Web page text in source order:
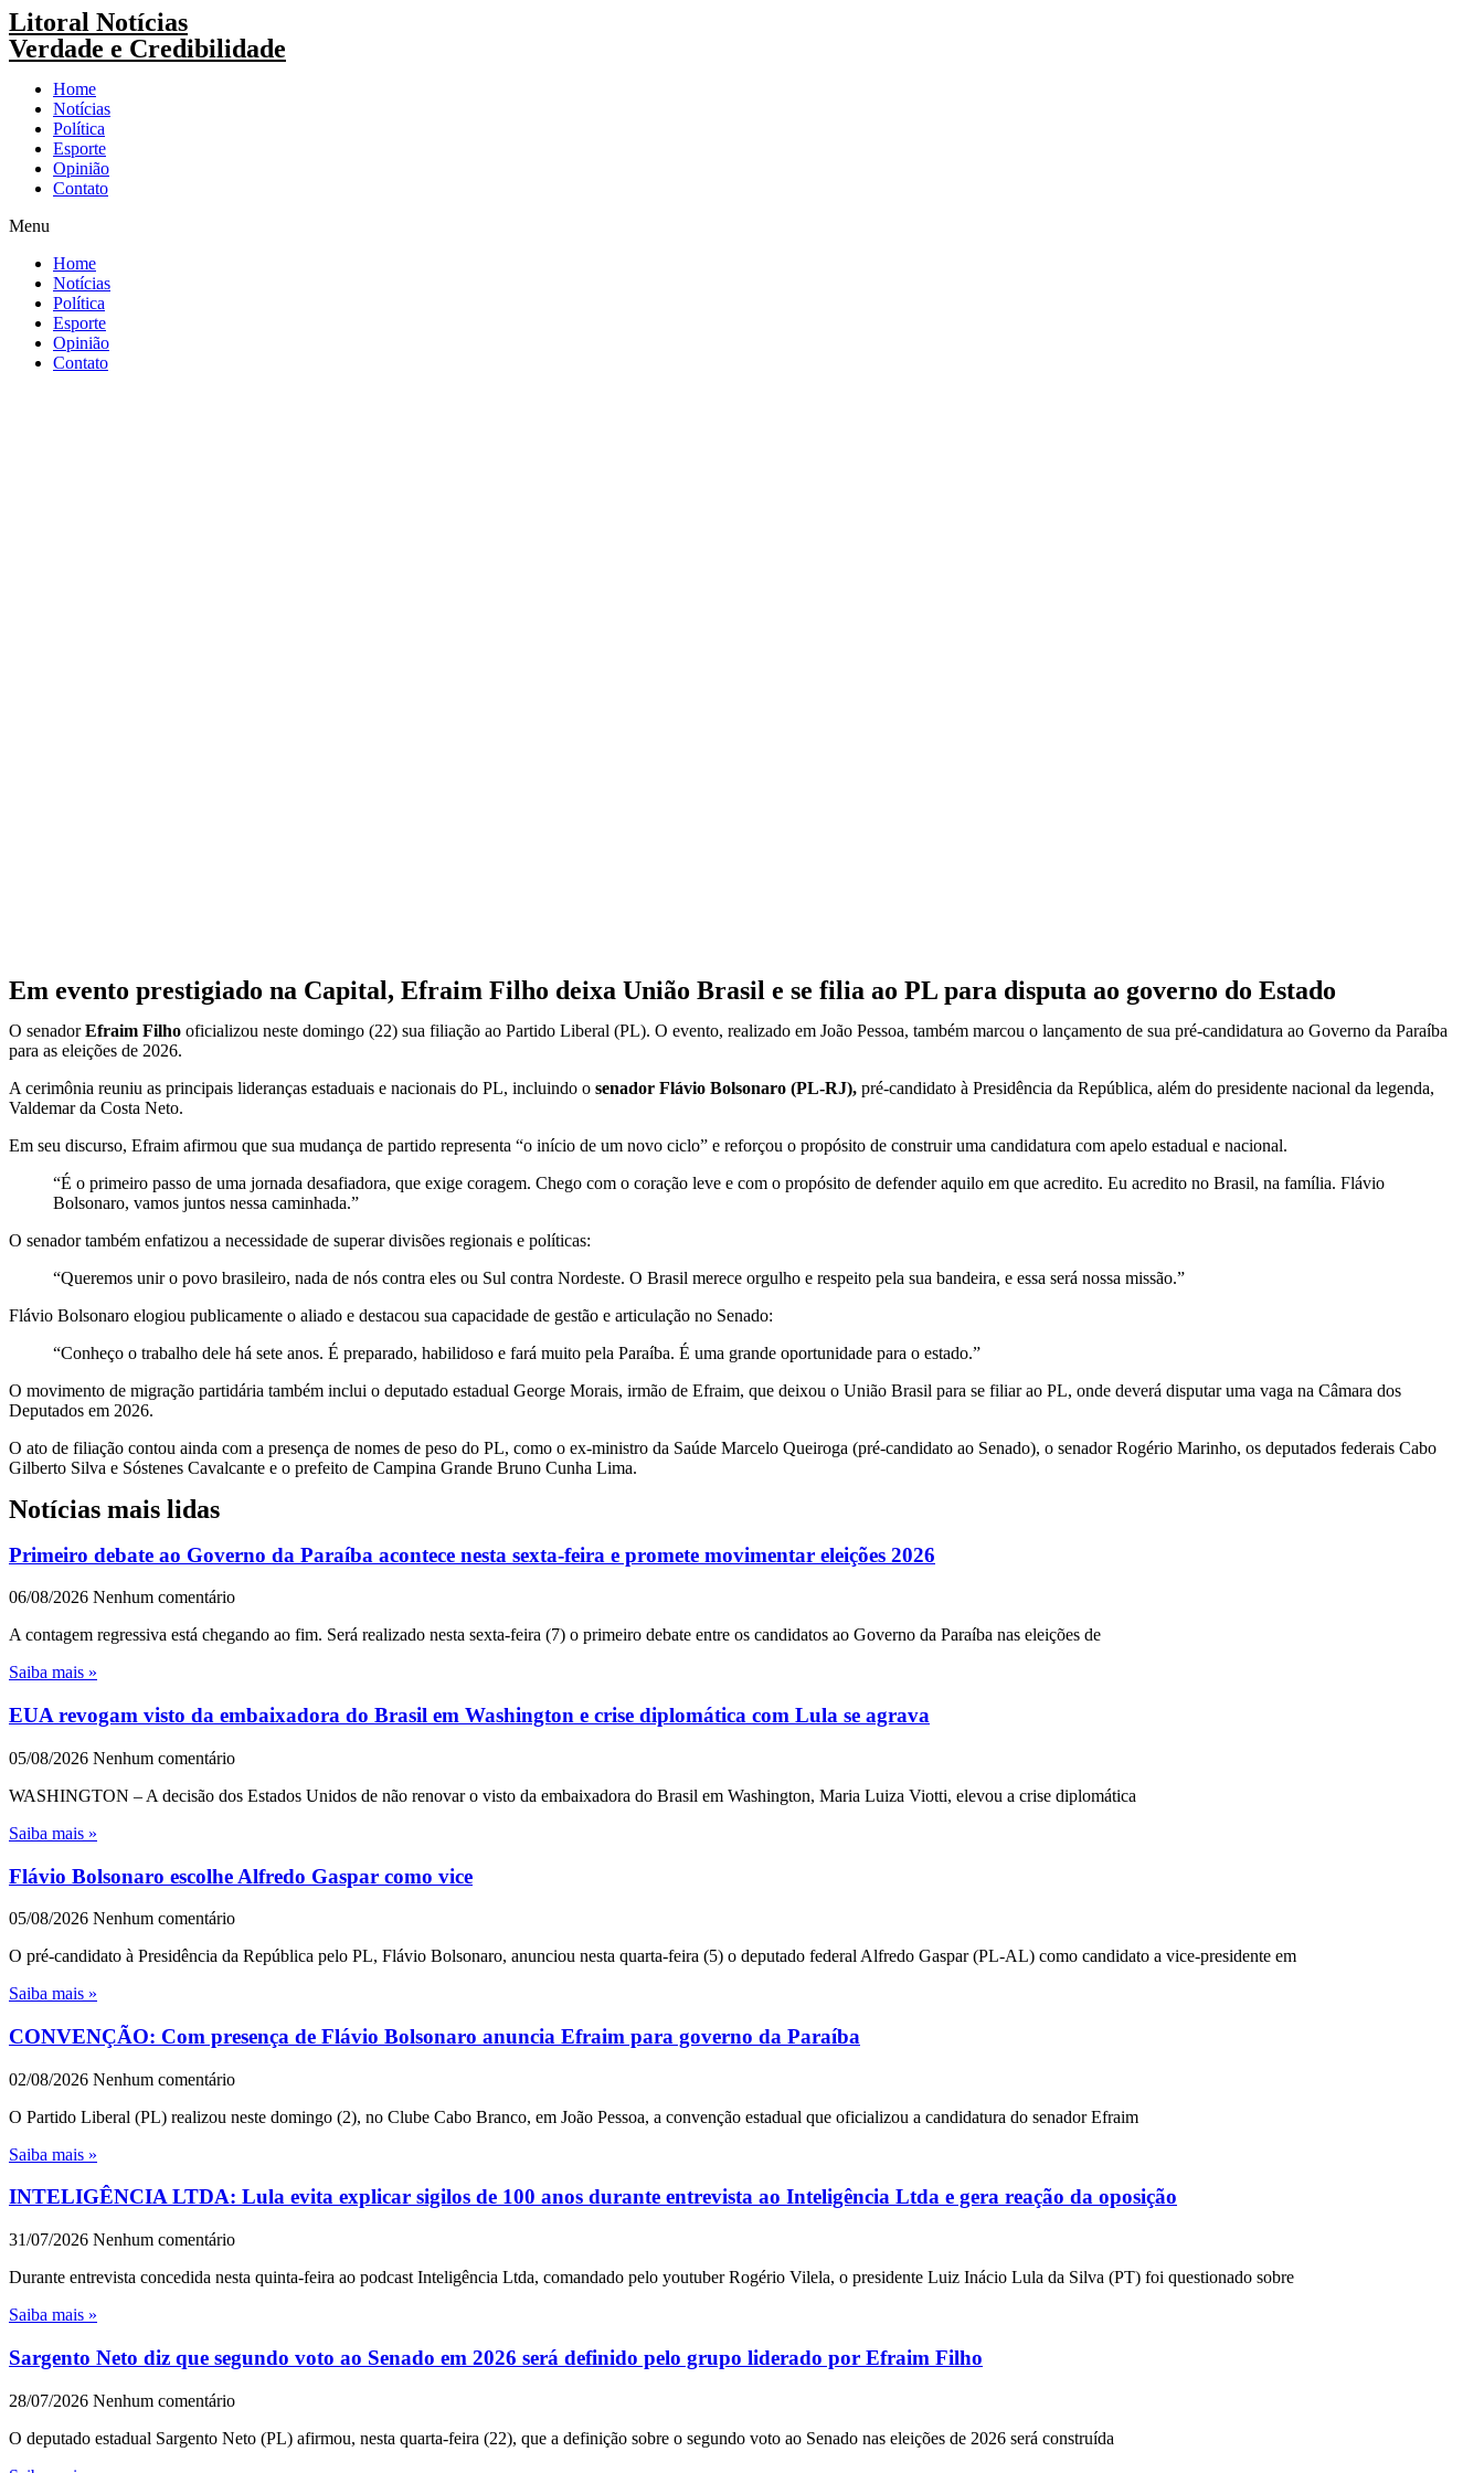
Pular
para
o
Litoral Notícias
Verdade e Credibilidade
Home
Notícias
Política
Esporte
Opinião
Contato
Menu
Home
Notícias
Política
Esporte
Opinião
Contato
Em evento prestigiado na Capital, Efraim Filho deixa União Brasil e se filia ao PL para disputa ao governo do Estado
O senadorEfraim Filho oficializou neste domingo (22) sua filiação ao Partido Liberal (PL). O evento, realizado em João Pessoa, também marcou o lançamento de sua pré-candidatura ao Governo da Paraíba
para as eleições de 2026.
A cerimônia reuniu as principais lideranças estaduais e nacionais do PL, incluindo o senador Flávio Bolsonaro (PL-RJ), pré-candidato à Presidência da República, além do presidente nacional da legenda,
Valdemar da Costa Neto.
Em seu discurso, Efraim afirmou que sua mudança de partido representa “o início de um novo ciclo” e reforçou o propósito de construir uma candidatura com apelo estadual e nacional.
“É o primeiro passo de uma jornada desafiadora, que exige coragem. Chego com o coração leve e com o propósito de defender aquilo em que acredito. Eu acredito no Brasil, na família. Flávio
Bolsonaro, vamos juntos nessa caminhada.”
O senador também enfatizou a necessidade de superar divisões regionais e políticas:
“Queremos unir o povo brasileiro, nada de nós contra eles ou Sul contra Nordeste. O Brasil merece orgulho e respeito pela sua bandeira, e essa será nossa missão.”
Flávio Bolsonaro elogiou publicamente o aliado e destacou sua capacidade de gestão e articulação no Senado:
“Conheço o trabalho dele há sete anos. É preparado, habilidoso e fará muito pela Paraíba. É uma grande oportunidade para o estado.”
O movimento de migração partidária também inclui o deputado estadual George Morais, irmão de Efraim, que deixou o União Brasil para se filiar ao PL, onde deverá disputar uma vaga na Câmara dos
Deputados em 2026.
O ato de filiação contou ainda com a presença de nomes de peso do PL, como o ex-ministro da Saúde Marcelo Queiroga (pré-candidato ao Senado), o senadorRogério Marinho, os deputados federais Cabo
Gilberto Silva e Sóstenes Cavalcante e o prefeito de Campina Grande Bruno Cunha Lima.
Notícias mais lidas
Primeiro debate ao Governo da Paraíba acontece nesta sexta-feira e promete movimentar eleições 2026
06/08/2026 Nenhum comentário
A contagem regressiva está chegando ao fim. Será realizado nesta sexta-feira (7) o primeiro debate entre os candidatos ao Governo da Paraíba nas eleições de
Saiba mais »
EUA revogam visto da embaixadora do Brasil em Washington e crise diplomática com Lula se agrava
05/08/2026 Nenhum comentário
WASHINGTON – A decisão dos Estados Unidos de não renovar o visto da embaixadora do Brasil em Washington, Maria Luiza Viotti, elevou a crise diplomática
Saiba mais »
Flávio Bolsonaro escolhe Alfredo Gaspar como vice
05/08/2026 Nenhum comentário
O pré-candidato à Presidência da República pelo PL, Flávio Bolsonaro, anunciou nesta quarta-feira (5) o deputado federal Alfredo Gaspar (PL-AL) como candidato a vice-presidente em
Saiba mais »
CONVENÇÃO: Com presença de Flávio Bolsonaro anuncia Efraim para governo da Paraíba
02/08/2026 Nenhum comentário
O Partido Liberal (PL) realizou neste domingo (2), no Clube Cabo Branco, em João Pessoa, a convenção estadual que oficializou a candidatura do senador Efraim
Saiba mais »
INTELIGÊNCIA LTDA: Lula evita explicar sigilos de 100 anos durante entrevista ao Inteligência Ltda e gera reação da oposição
31/07/2026 Nenhum comentário
Durante entrevista concedida nesta quinta-feira ao podcast Inteligência Ltda, comandado pelo youtuber Rogério Vilela, o presidente Luiz Inácio Lula da Silva (PT) foi questionado sobre
Saiba mais »
Sargento Neto diz que segundo voto ao Senado em 2026 será definido pelo grupo liderado por Efraim Filho
28/07/2026 Nenhum comentário
O deputado estadual Sargento Neto (PL) afirmou, nesta quarta-feira (22), que a definição sobre o segundo voto ao Senado nas eleições de 2026 será construída